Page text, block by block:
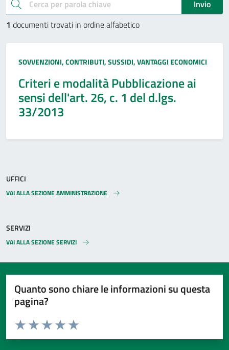
cerca
Invio
1 documenti trovati in ordine alfabetico
Tipo:
SOVVENZIONI, CONTRIBUTI, SUSSIDI, VANTAGGI ECONOMICI
Criteri e modalità Pubblicazione ai
sensi dell'art. 26, c. 1 del d.lgs.
33/2013
UFFICI
VAI ALLA SEZIONE AMMINISTRAZIONE
SERVIZI
VAI ALLA SEZIONE SERVIZI
Quanto sono chiare le informazioni su questa
pagina?
Valuta da 1 a 5 stelle la pagina
Valuta 5 stelle su 5
Valuta 4 stelle su 5
Valuta 3 stelle su 5
Valuta 2 stelle su 5
Valuta 1 stelle su 5